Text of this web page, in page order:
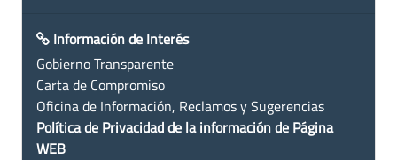
Información de Interés
Gobierno Transparente
Carta de Compromiso
Oficina de Información, Reclamos y Sugerencias
Política de Privacidad de la información de Página
WEB